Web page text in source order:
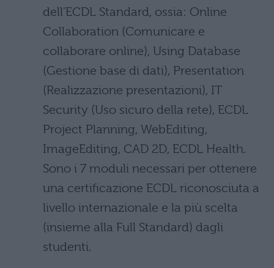
dell’ECDL Standard, ossia: Online
Collaboration (Comunicare e
collaborare online), Using Database
(Gestione base di dati), Presentation
(Realizzazione presentazioni), IT
Security (Uso sicuro della rete), ECDL
Project Planning, WebEditing,
ImageEditing, CAD 2D, ECDL Health.
Sono i 7 moduli necessari per ottenere
una certificazione ECDL riconosciuta a
livello internazionale e la più scelta
(insieme alla Full Standard) dagli
studenti.